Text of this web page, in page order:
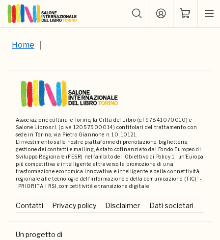
Home
Associazione culturale Torino, la Città del Libro (c.f 97841070010) e
Salone Libro s.r.l. (p.iva 12057500014) contitolari del trattamento, con
sede in Torino, via Pietro Giannone n. 10, 10121.
L'investimento sulle nostre piattaforme di prenotazione, biglietteria,
gestione dei contatti e mailing, è stato cofinanziato dal Fondo Europeo di
Sviluppo Regionale (FESR) nell’ambito dell’Obiettivo di Policy 1 “un’Europa
più competitiva e intelligente attraverso la promozione di una
trasformazione economica innovativa e intelligente e della connettività
regionale alle tecnologie dell’informazione e della comunicazione (TIC)” -
“PRIORITA’ I RSI, competitività e transizione digitale”.
Contatti Privacy policy Disclaimer Dati societari
Un progetto di